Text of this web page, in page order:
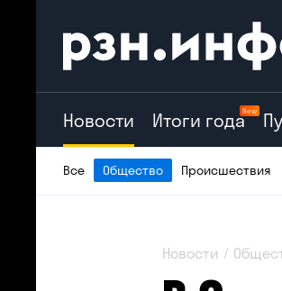
Новости Итоги годаNew
Все Общество Происшествия
Новости